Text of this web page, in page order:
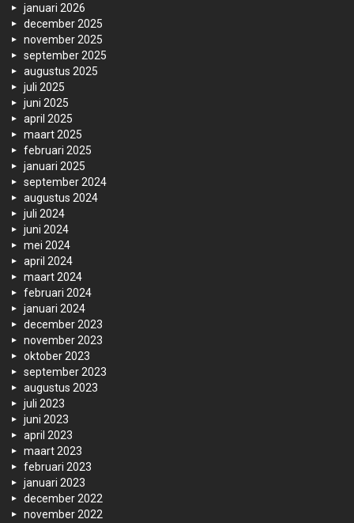
januari 2026
december 2025
november 2025
september 2025
augustus 2025
juli 2025
juni 2025
april 2025
maart 2025
februari 2025
januari 2025
september 2024
augustus 2024
juli 2024
juni 2024
mei 2024
april 2024
maart 2024
februari 2024
januari 2024
december 2023
november 2023
oktober 2023
september 2023
augustus 2023
juli 2023
juni 2023
april 2023
maart 2023
februari 2023
januari 2023
december 2022
november 2022